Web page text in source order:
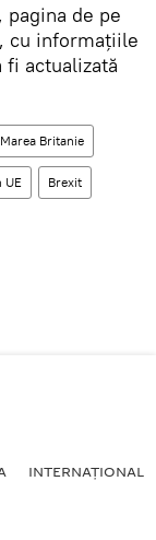
pagina de pe
, cu informaţiile
fi actualizată
Marea Britanie
UE Brexit
INTERNAŢIONAL